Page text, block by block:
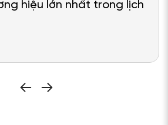
hiệu lớn nhất trong lịch